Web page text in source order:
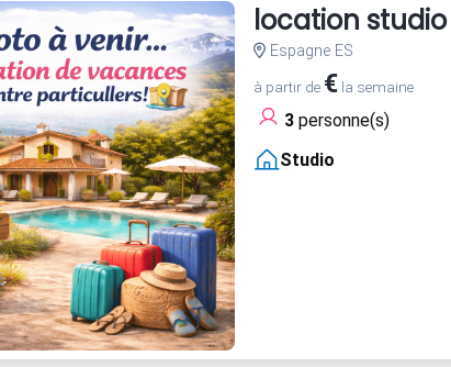
location
Espagne ES
à partir de €la semaine
3personne(s)
Studio